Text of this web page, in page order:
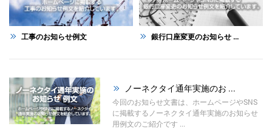
工事のお知らせ例文 銀行口座変更のお知らせ ...
ノーネクタイ通年実施のお ...
今回のお知らせ文書は、ホームページやSNS
に掲載するノーネクタイ通年実施のお知らせ
用例文のご紹介です ...